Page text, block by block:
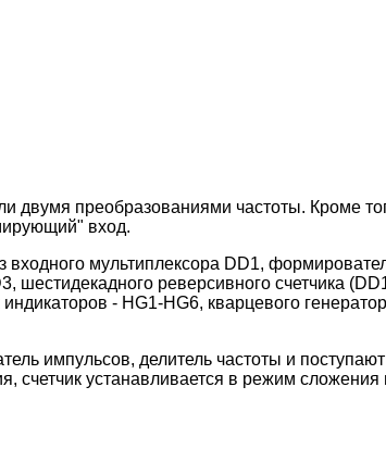
двумя преобразованиями частоты. Кроме
вход.
мультиплексора DD1,
шестидекадного реверсивного счетчика
- HG1-HG6, кварцевого
импульсов, делитель частоты и
устанавливается в режим